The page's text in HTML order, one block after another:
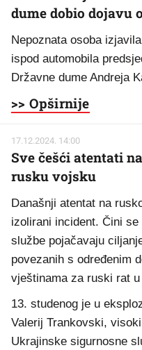
dume dobio dojavu
Nepoznata osoba
ispod automobila
Državne dume Andreja
>> Opširnije
17.12.2024. 14:00
Sve češći atentati
rusku vojsku
Današnji atentat na
izolirani incident. Čini
službe pojačavaju
povezanih s određenim
vještinama za ruski rat
13. studenog je u
Valerij Trankovski,
Ukrajinske sigurnosne